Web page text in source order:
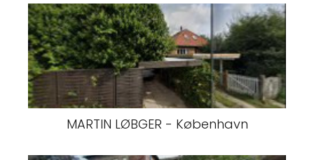
MARTIN LØBGER - København